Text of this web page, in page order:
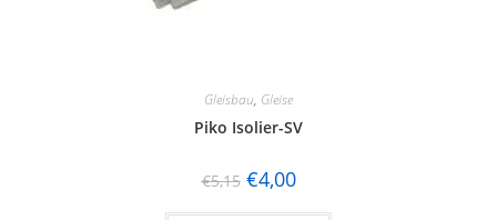
Gleisbau, Gleise
Piko Isolier-SV
€5,15 €4,00